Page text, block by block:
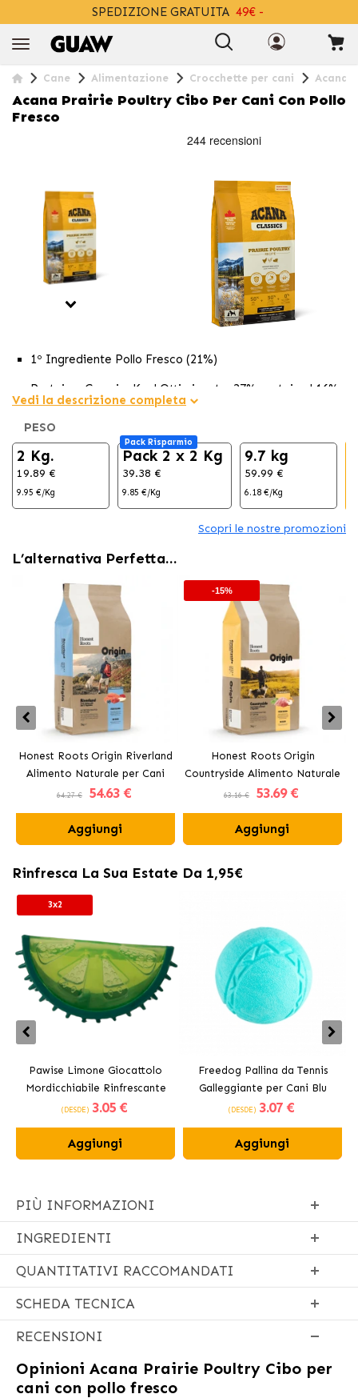
SPEDIZIONE GRATUITA 49€ -
Cane Alimentazione Crocchette per cani Acana
Acana Prairie Poultry Cibo Per Cani Con Pollo
Fresco
1º Ingrediente Pollo Fresco (21%)
Proteina, Grassi e Kcal Ottimizzate: 27% proteina | 16%
Grassi | 3443Kcal/120g
Nuovi integratori: taurina (400mg) per aiutare a regolare
il flusso sanguigno, migliorare la salute del cervello,
promuovere la salute del cuore e rafforzare le funzioni
muscolari.
Vedi la descrizione completa
PESO
2 Kg.
19.89 €
9.95 €/Kg
Pack Risparmio
Pack 2 x 2 Kg
39.38 €
9.85 €/Kg
9.7 kg
59.99 €
6.18 €/Kg
Scopri le nostre promozioni
L’alternativa Perfetta…
Honest Roots Origin Riverland
Alimento Naturale per Cani
con Salmone e Manzo
64.27 € 54.63 €
Aggiungi
-15%
Honest Roots Origin
Countryside Alimento Naturale
per Cani con Pollo e Manzo
63.16 € 53.69 €
Aggiungi
Rinfresca La Sua Estate Da 1,95€
3x2
Pawise Limone Giocattolo
Mordicchiabile Rinfrescante
per Cani 12 cm
(DESDE) 3.05 €
Aggiungi
Freedog Pallina da Tennis
Galleggiante per Cani Blu
(DESDE) 3.07 €
Aggiungi
PIÙ INFORMAZIONI
INGREDIENTI
QUANTITATIVI RACCOMANDATI
SCHEDA TECNICA
RECENSIONI
Opinioni Acana Prairie Poultry Cibo per
cani con pollo fresco